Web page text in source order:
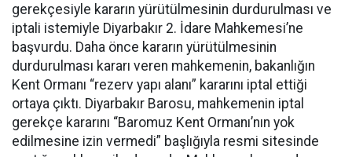
gerekçesiyle kararın yürütülmesinin durdurulması ve
iptali istemiyle Diyarbakır 2. İdare Mahkemesi’ne
başvurdu. Daha önce kararın yürütülmesinin
durdurulması kararı veren mahkemenin, bakanlığın
Kent Ormanı “rezerv yapı alanı” kararını iptal ettiği
ortaya çıktı. Diyarbakır Barosu, mahkemenin iptal
gerekçe kararını “Baromuz Kent Ormanı’nın yok
edilmesine izin vermedi” başlığıyla resmi sitesinde